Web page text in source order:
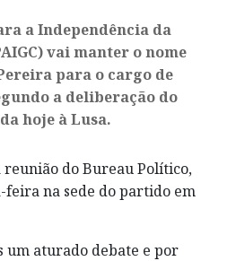
a Independência da
vai manter o nome
para o cargo de
a deliberação do
hoje à Lusa.
reunião do Bureau Político,
na sede do partido em
um aturado debate e por